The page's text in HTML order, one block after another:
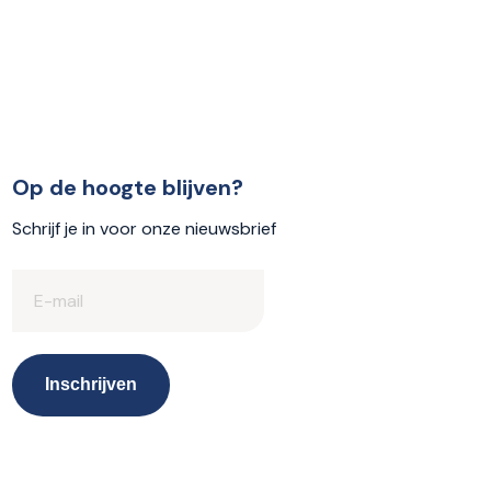
Op de hoogte blijven?
Schrijf je in voor onze nieuwsbrief